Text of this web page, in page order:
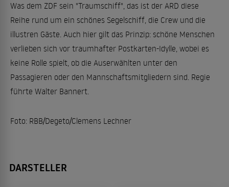
Was dem ZDF sein "Traumschiff", das ist der ARD diese
Reihe rund um ein schönes Segelschiff, die Crew und die
illustren Gäste. Auch hier gilt das Prinzip: schöne Menschen
verlieben sich vor traumhafter Postkarten-Idylle, wobei es
keine Rolle spielt, ob die Auserwählten unter den
Passagieren oder den Mannschaftsmitgliedern sind. Regie
führte Walter Bannert.
Foto: RBB/Degeto/Clemens Lechner
DARSTELLER